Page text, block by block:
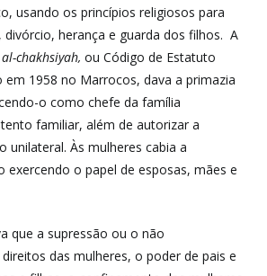
usando os princípios religiosos para
herança e guarda dos filhos. A
chakhsiyah, ou Código de Estatuto
em 1958 no Marrocos, dava a primazia
o como chefe da família
familiar, além de autorizar a
unilateral. Às mulheres cabia a
exercendo o papel de esposas, mães e
que a supressão ou o não
das mulheres, o poder de pais e